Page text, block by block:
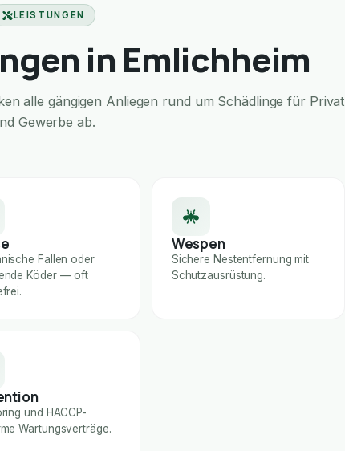
LEISTUNGEN
in Emlichheim
alle gängigen Anliegen rund um Schädlinge für Privat
Gewerbe ab.
Fallen oder
Köder — oft
Wespen
Sichere Nestentfernung mit
Schutzausrüstung.
und HACCP-
Wartungsverträge.